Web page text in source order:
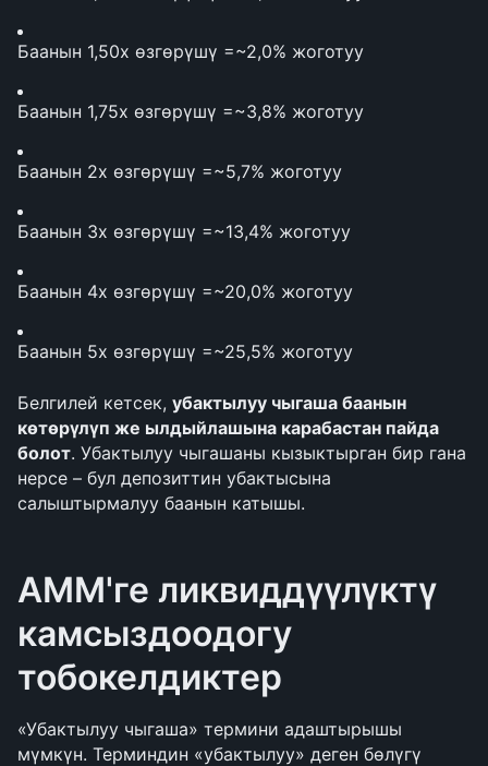
Баанын 1,50x өзгөрүшү =~2,0% жоготуу
Баанын 1,75x өзгөрүшү =~3,8% жоготуу
Баанын 2x өзгөрүшү =~5,7% жоготуу
Баанын 3x өзгөрүшү =~13,4% жоготуу
Баанын 4x өзгөрүшү =~20,0% жоготуу
Баанын 5x өзгөрүшү =~25,5% жоготуу
Белгилей кетсек, убактылуу чыгаша баанын
көтөрүлүп же ылдыйлашына карабастан пайда
болот. Убактылуу чыгашаны кызыктырган бир гана
нерсе – бул депозиттин убактысына
салыштырмалуу баанын катышы.
AMM'ге ликвиддүүлүктү
камсыздоодогу
тобокелдиктер
«Убактылуу чыгаша» термини адаштырышы
мүмкүн. Терминдин «убактылуу» деген бөлүгү